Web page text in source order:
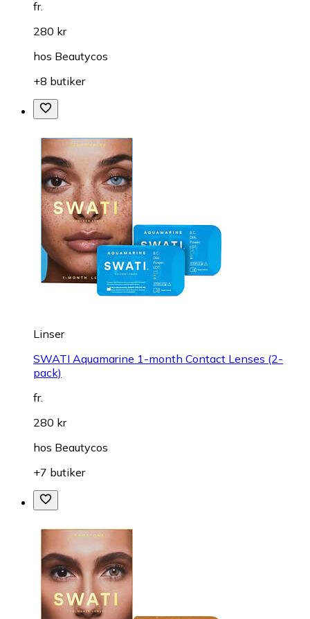
fr.
280 kr
hos Beautycos
+8 butiker
Linser
SWATI Aquamarine 1-month Contact Lenses (2-
pack)
fr.
280 kr
hos Beautycos
+7 butiker